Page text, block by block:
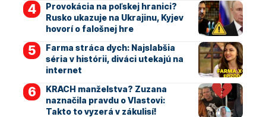
Provokácia na poľskej hranici?
Rusko ukazuje na Ukrajinu, Kyjev
hovorí o falošnej hre
Farma stráca dych: Najslabšia
séria v histórii, diváci utekajú na
internet
KRACH manželstva? Zuzana
naznačila pravdu o Vlastovi:
Takto to vyzerá v zákulisí!